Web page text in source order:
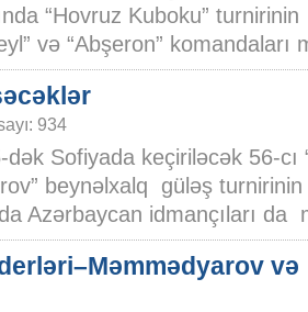
“Hovruz Kuboku”
və “Abşeron” komandaları
934
Sofiyada keçiriləcək 56-cı
beynəlxalq güləş turnirinin
Azərbaycan idmançıları da
və